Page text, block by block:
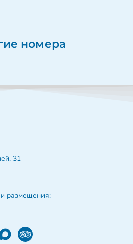
номера
31
размещения: